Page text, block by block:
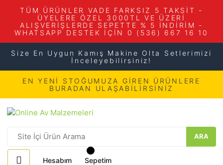
TÜM ÜRÜNLER VADE FARKSIZ 5 TAKSİT -
ÜYELERE ÖZEL 3000TL VE ÜZERİ
ALIŞVERİŞLERDE SEPETTE % 5 İNDİRİM -
WHATSAPP DESTEK İÇİN 0 (536) 667 16 10
Size En Uygun Kamış Makine Olta Setlerimizi
İnceleyebilirsiniz!
EN YENİ STOĞUMUZA GİREN ÜRÜNLERE
BURADAN ULAŞABİLİRSİNİZ
ARA
Hesabım Sepetim